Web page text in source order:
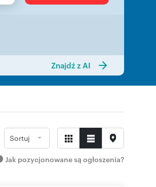
Znajdź z AI
Sortuj
Jak pozycjonowane są ogłoszenia?